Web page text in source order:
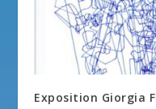
Exposition Giorgia